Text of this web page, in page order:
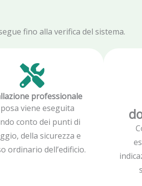
fino alla verifica del sistema.
professionale
viene eseguita
conto dei punti di
della sicurezza e
ordinario dell’edificio.